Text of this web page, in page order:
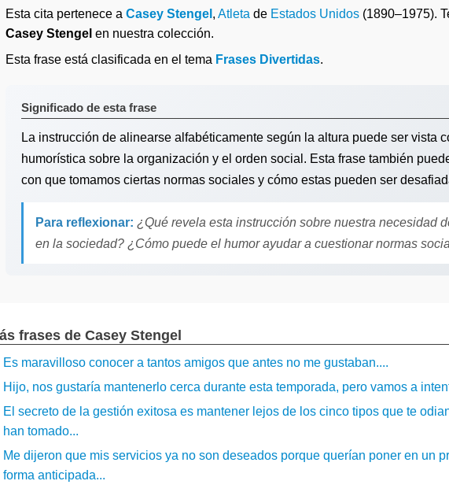
Esta cita pertenece a Casey Stengel , Atleta de Estados Unidos (1890–1975).
Casey Stengel en nuestra colección.
Esta frase está clasificada en el tema Frases Divertidas.
Significado de esta frase
La instrucción de alinearse alfabéticamente según la altura puede ser vista
humorística sobre la organización y el orden social. Esta frase también
con que tomamos ciertas normas sociales y cómo estas pueden ser
Para reflexionar: ¿Qué revela esta instrucción sobre nuestra necesidad
en la sociedad? ¿Cómo puede el humor ayudar a cuestionar normas
frases de Casey Stengel
Es maravilloso conocer a tantos amigos que antes no me gustaban....
Hijo, nos gustaría mantenerlo cerca durante esta temporada, pero vamos a
El secreto de la gestión exitosa es mantener lejos de los cinco tipos que te
han tomado...
Me dijeron que mis servicios ya no son deseados porque querían poner en un
forma anticipada...